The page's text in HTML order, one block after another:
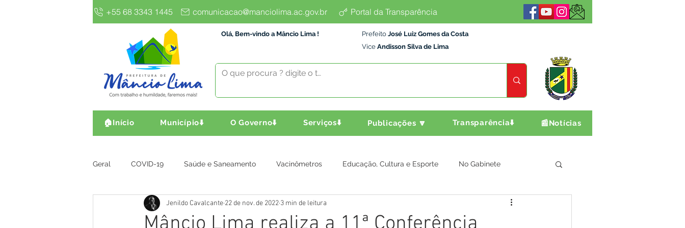
+55 68 3343 1445 comunicacao@manciolima.ac.gov.br Portal da Transparência
Olá, Bem-vindo a Mâncio Lima ! Prefeito José Luiz Gomes da Costa
Vice Andisson Silva de Lima
🏠Início Município⬇️ O Governo⬇️ Serviços⬇️ Publicações 🔽 Transparência⬇️ 📰Notícias
Geral COVID-19 Saúde e Saneamento Vacinômetros Educação, Cultura e Esporte No Gabinete
Gestão e Finanças Infra, Obra e Transporte Assistência Social Agricultura e Produção
Jenildo Cavalcante 22 de nov. de 2022 3 min de leitura